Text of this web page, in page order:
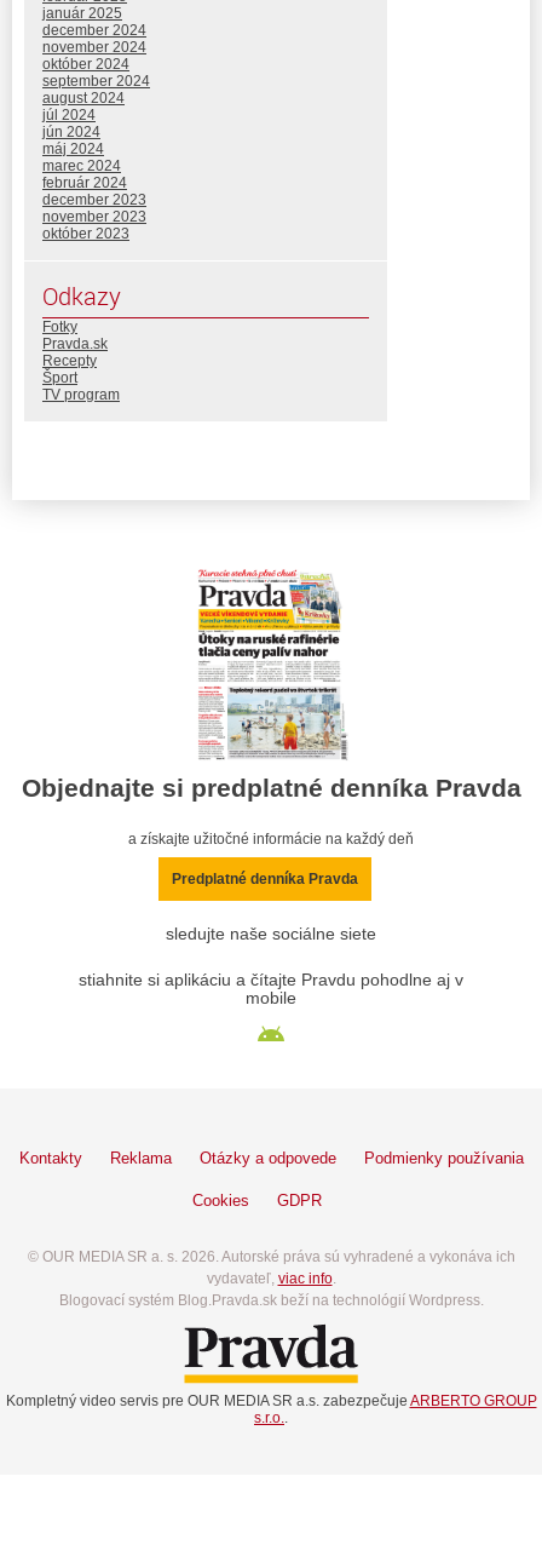
január 2025
december 2024
november 2024
október 2024
september 2024
august 2024
júl 2024
jún 2024
máj 2024
marec 2024
február 2024
december 2023
november 2023
október 2023
Odkazy
Fotky
Pravda.sk
Recepty
Šport
TV program
Objednajte si predplatné denníka Pravda
a získajte užitočné informácie na každý deň
Predplatné denníka Pravda
sledujte naše sociálne siete
stiahnite si aplikáciu a čítajte Pravdu pohodlne aj v
mobile
Kontakty Reklama Otázky a odpovede Podmienky používania
Cookies GDPR
© OUR MEDIA SR a. s. 2026. Autorské práva sú vyhradené a vykonáva ich
vydavateľ, viac info.
Blogovací systém Blog.Pravda.sk beží na technológií Wordpress.
Kompletný video servis pre OUR MEDIA SR a.s. zabezpečuje ARBERTO GROUP
s.r.o..